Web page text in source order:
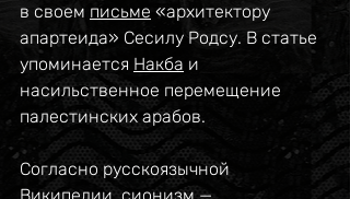
в своем письме «архитектору
апартеида» Сесилу Родсу. В статье
упоминается Накба и
насильственное перемещение
палестинских арабов.
Согласно русскоязычной